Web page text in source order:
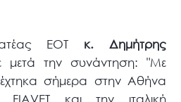
ΕΟΤ κ. Δημήτρης
μετά την συνάντηση: "Με
σήμερα στην Αθήνα